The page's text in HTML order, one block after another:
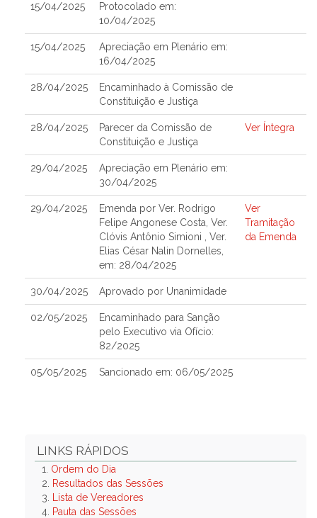
15/04/2025
Protocolado em:
10/04/2025
15/04/2025
Apreciação em Plenário em:
16/04/2025
28/04/2025
Encaminhado à Comissão de
Constituição e Justiça
28/04/2025
Parecer da Comissão de
Constituição e Justiça
Ver Íntegra
29/04/2025
Apreciação em Plenário em:
30/04/2025
29/04/2025
Emenda por Ver. Rodrigo
Felipe Angonese Costa, Ver.
Clóvis Antônio Simioni , Ver.
Elias César Nalin Dornelles,
em: 28/04/2025
Ver
Tramitação
da Emenda
30/04/2025 Aprovado por Unanimidade
02/05/2025
Encaminhado para Sanção
pelo Executivo via Ofício:
82/2025
05/05/2025 Sancionado em: 06/05/2025
LINKS RÁPIDOS
1. Ordem do Dia
2.
Resultados das Sessões
3.
Lista de Vereadores
4. Pauta das Sessões